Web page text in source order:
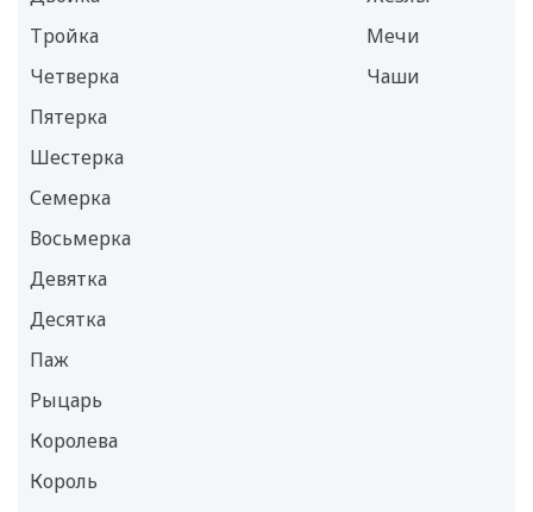
Тройка
Четверка
Пятерка
Шестерка
Семерка
Восьмерка
Девятка
Десятка
Паж
Рыцарь
Королева
Король
Мечи
Чаши